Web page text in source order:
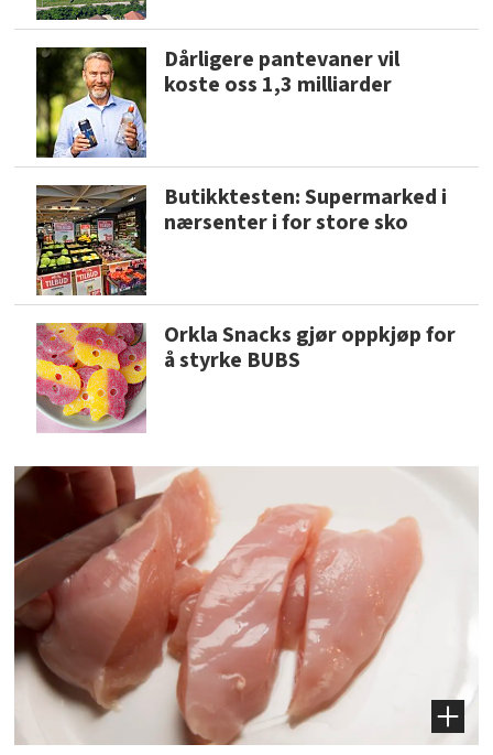
Dårligere pantevaner vil
koste oss 1,3 milliarder
Butikktesten: Supermarked i
nærsenter i for store sko
Orkla Snacks gjør oppkjøp for
å styrke BUBS